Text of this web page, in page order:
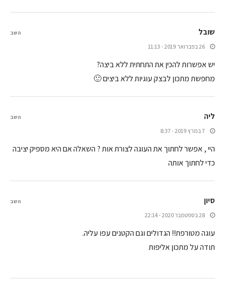
שובל
26 בפברואר 2019 - 11:13
יש אפשרות להכין את התחתית ללא ביצה?
מחפשת מתכון לבצק עוגיות ללא ביצים 🙂
השב
ליה
7 במרץ 2019 - 8:37
היי , אפשר לחתוך את העוגה לצורת אות ? השאלה אם היא מספיק יציבה
כדי לחתוך אותה
השב
סיון
28 בספטמבר 2020 - 22:14
עוגה מטורפת!! הגדולים וגם הקטנים עפו עליה.
תודה על מתכון אליפות
השב